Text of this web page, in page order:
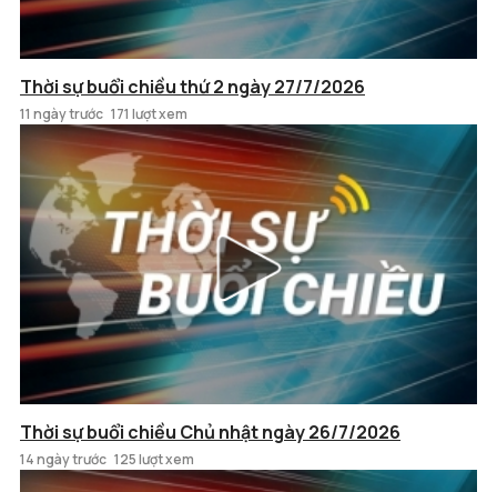
Thời sự buổi chiều thứ 2 ngày 27/7/2026
11 ngày trước 171 lượt xem
Thời sự buổi chiều Chủ nhật ngày 26/7/2026
14 ngày trước 125 lượt xem